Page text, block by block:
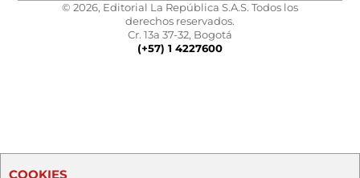
© 2026, Editorial La República S.A.S. Todos los
derechos reservados.
Cr. 13a 37-32, Bogotá
(+57) 1 4227600
COOKIES